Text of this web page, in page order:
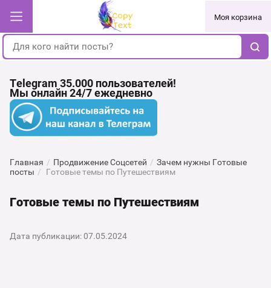
Моя корзина
Telegram 35.000 пользователей!
Мы онлайн 24/7 ежедневно
Главная / Продвижение Соцсетей / Зачем нужны Готовые
посты / Готовые темы по Путешествиям
Готовые темы по Путешествиям
Дата публикации: 07.05.2024